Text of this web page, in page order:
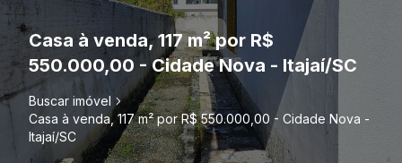
Casa à venda, 117 m² por R$
550.000,00 - Cidade Nova - Itajaí/SC
Buscar imóvel
Casa à venda, 117 m² por R$ 550.000,00 - Cidade Nova -
Itajaí/SC